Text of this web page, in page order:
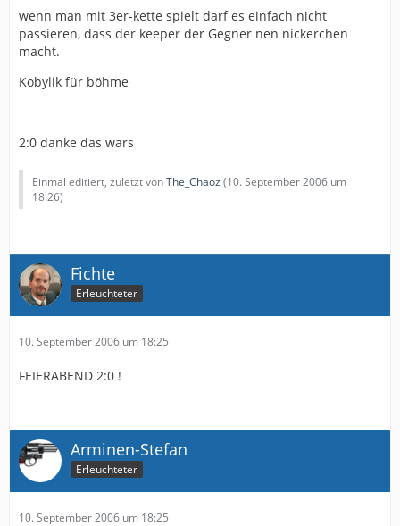
wenn man mit 3er-kette spielt darf es einfach nicht
passieren, dass der keeper der Gegner nen nickerchen
macht.
Kobylik für böhme
2:0 danke das wars
Einmal editiert, zuletzt vonThe_Chaoz (10. September 2006 um
18:26)
Fichte
Erleuchteter
10. September 2006 um 18:25
FEIERABEND 2:0 !
Arminen-Stefan
Erleuchteter
10. September 2006 um 18:25